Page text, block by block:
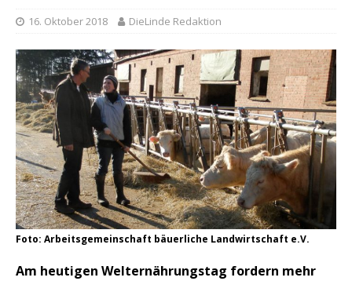
16. Oktober 2018 DieLinde Redaktion
Foto: Arbeitsgemeinschaft bäuerliche Landwirtschaft e.V.
Am heutigen Welternährungstag fordern mehr